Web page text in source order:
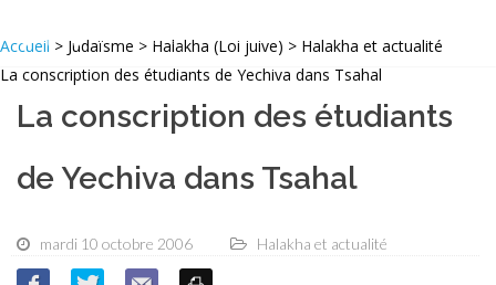
Accueil > Judaïsme > Halakha (Loi juive) > Halakha et actualité
La conscription des étudiants de Yechiva dans Tsahal
La conscription des étudiants
de Yechiva dans Tsahal
mardi 10 octobre 2006 Halakha et actualité